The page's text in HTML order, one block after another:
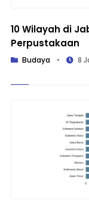
10 Wilayah di
Perpustakaan
Budaya • 8